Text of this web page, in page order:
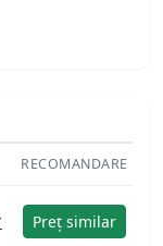
RECOMANDARE
Preț similar